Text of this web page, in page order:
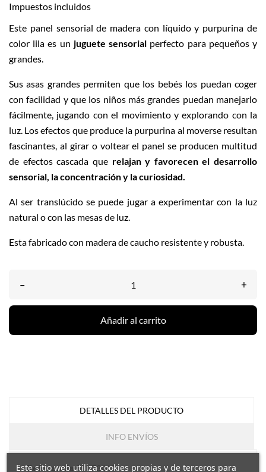
Impuestos incluidos
Este panel sensorial de madera con líquido y purpurina de
color lila es un juguete sensorial perfecto para pequeños y
grandes.
Sus asas grandes permiten que los bebés los puedan coger
con facilidad y que los niños más grandes puedan manejarlo
fácilmente, jugando con el movimiento y explorando con la
luz. Los efectos que produce la purpurina al moverse resultan
fascinantes, al girar o voltear el panel se producen multitud
de efectos cascada que relajan y favorecen el desarrollo
sensorial, la concentración y la curiosidad.
Al ser translúcido se puede jugar a experimentar con la luz
natural o con las mesas de luz.
Esta fabricado con madera de caucho resistente y robusta.
– +
Añadir al carrito
DETALLES DEL PRODUCTO
INFO ENVÍOS
Referencia CD_73442
Este sitio web utiliza cookies propias y de terceros para